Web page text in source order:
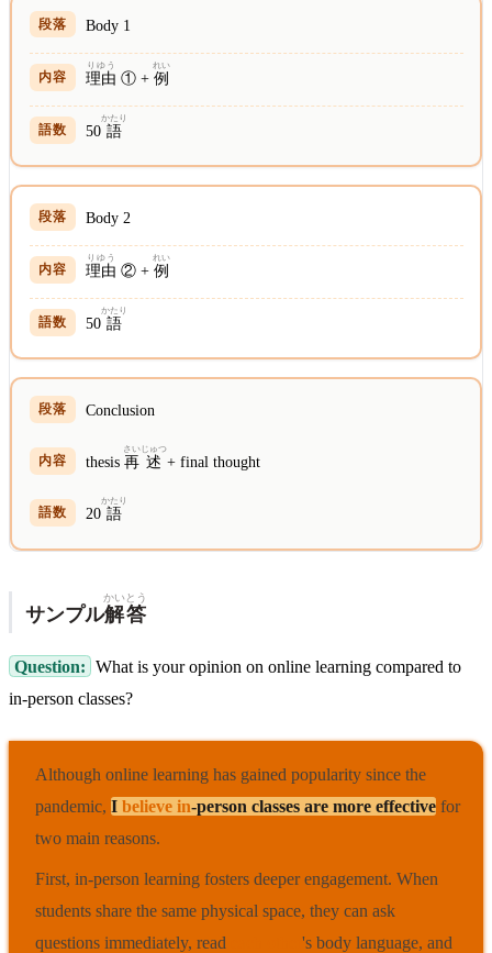
Body 1
理由
りゆう
① +例
れい
50 語
かたり
Body 2
理由
りゆう
② +例
れい
50 語
かたり
Conclusion
thesis再
さい
述
じゅつ
+ final thought
20 語
かたり
サンプル解答
かいとう
Question: What is your opinion on online learning compared to
in-person classes?
Although online learning has gained popularity since the
pandemic, I believe in-person classes are more effective for
two main reasons.
First, in-person learning fosters deeper engagement. When
students share the same physical space, they can ask
questions immediately, read
's body language, and